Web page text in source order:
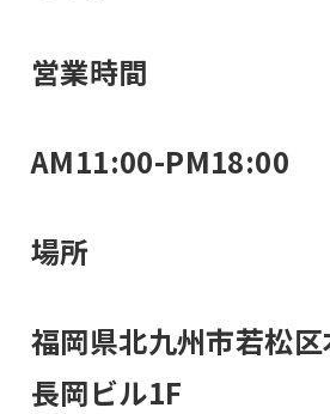
営業時間
AM11:00-PM18:00
場所
福岡県北九州市若松
長岡ビル1F